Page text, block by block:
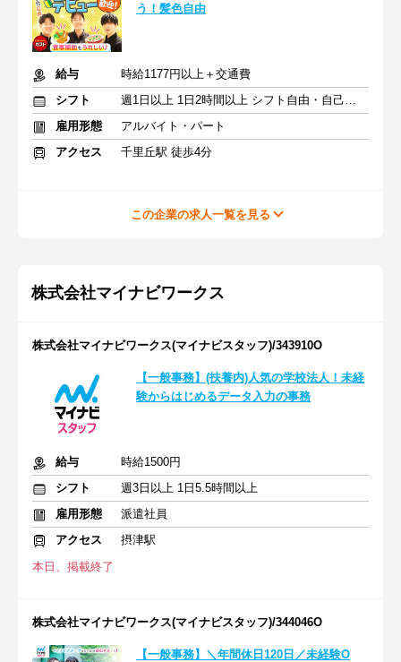
う！髪色自由
給与
時給1177円以上＋交通費
シフト
週1日以上 1日2時間以上 シフト自由・自己申告
雇用形態
アルバイト・パート
アクセス
千里丘駅 徒歩4分
この企業の求人一覧を見る
株式会社マイナビワークス
株式会社マイナビワークス(マイナビスタッフ)/343910O
【一般事務】(扶養内)人気の学校法人！未経
験からはじめるデータ入力の事務
給与
時給1500円
シフト
週3日以上 1日5.5時間以上
雇用形態
派遣社員
アクセス
摂津駅
本日、掲載終了
株式会社マイナビワークス(マイナビスタッフ)/344046O
【一般事務】＼年間休日120日／未経験O